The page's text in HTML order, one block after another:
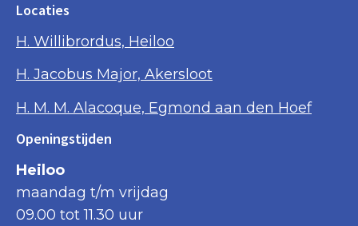
Locaties
H. Willibrordus, Heiloo
H. Jacobus Major, Akersloot
H. M. M. Alacoque, Egmond aan den Hoef
Openingstijden
Heiloo
maandag t/m vrijdag
09.00 tot 11.30 uur